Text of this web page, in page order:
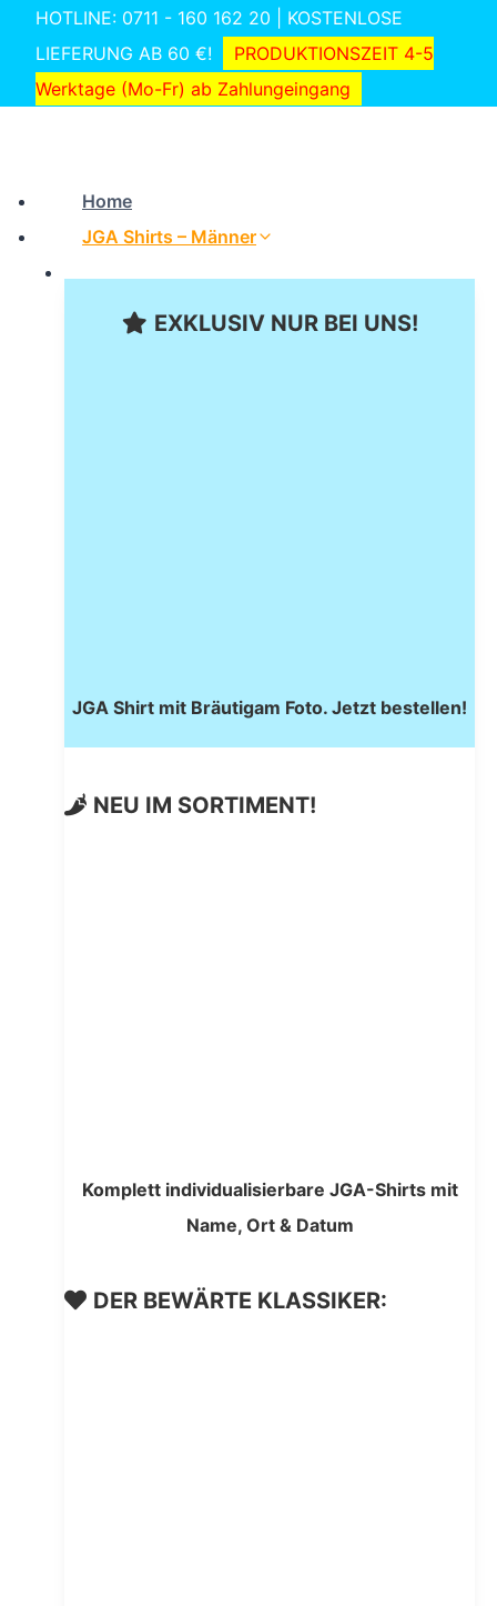
Inhalt
springen
HOTLINE: 0711 - 160 162 20 | KOSTENLOSE
LIEFERUNG AB 60 €!
PRODUKTIONSZEIT 4-5
Werktage (Mo-Fr) ab Zahlungeingang
Home
JGA Shirts – Männer
EXKLUSIV NUR BEI UNS!
JGA Shirt mit Bräutigam Foto. Jetzt bestellen!
NEU IM SORTIMENT!
Komplett individualisierbare JGA-Shirts mit
Name, Ort & Datum
DER BEWÄRTE KLASSIKER: